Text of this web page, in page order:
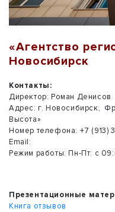
«Агентство
Новосибирск
Контакты:
Директор: Роман Денисов
Адрес: г. Новосибирск,
Высота»
Номер телефона: +7 (913)
Email:
Режим работы: Пн-Пт: с
Презентационные
Книга отзывов